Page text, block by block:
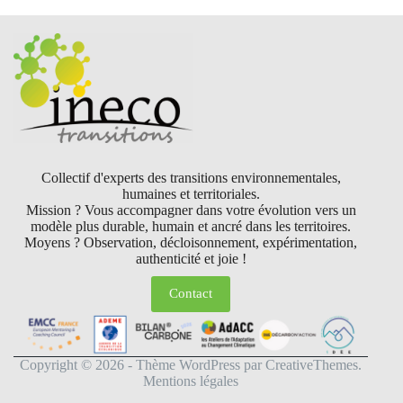
Collectif d'experts des transitions environnementales,
humaines et territoriales.
Mission ? Vous accompagner dans votre évolution vers un
modèle plus durable, humain et ancré dans les territoires.
Moyens ? Observation, décloisonnement, expérimentation,
authenticité et joie !
Contact
Copyright © 2026 - Thème WordPress parCreativeThemes.
Mentions légales